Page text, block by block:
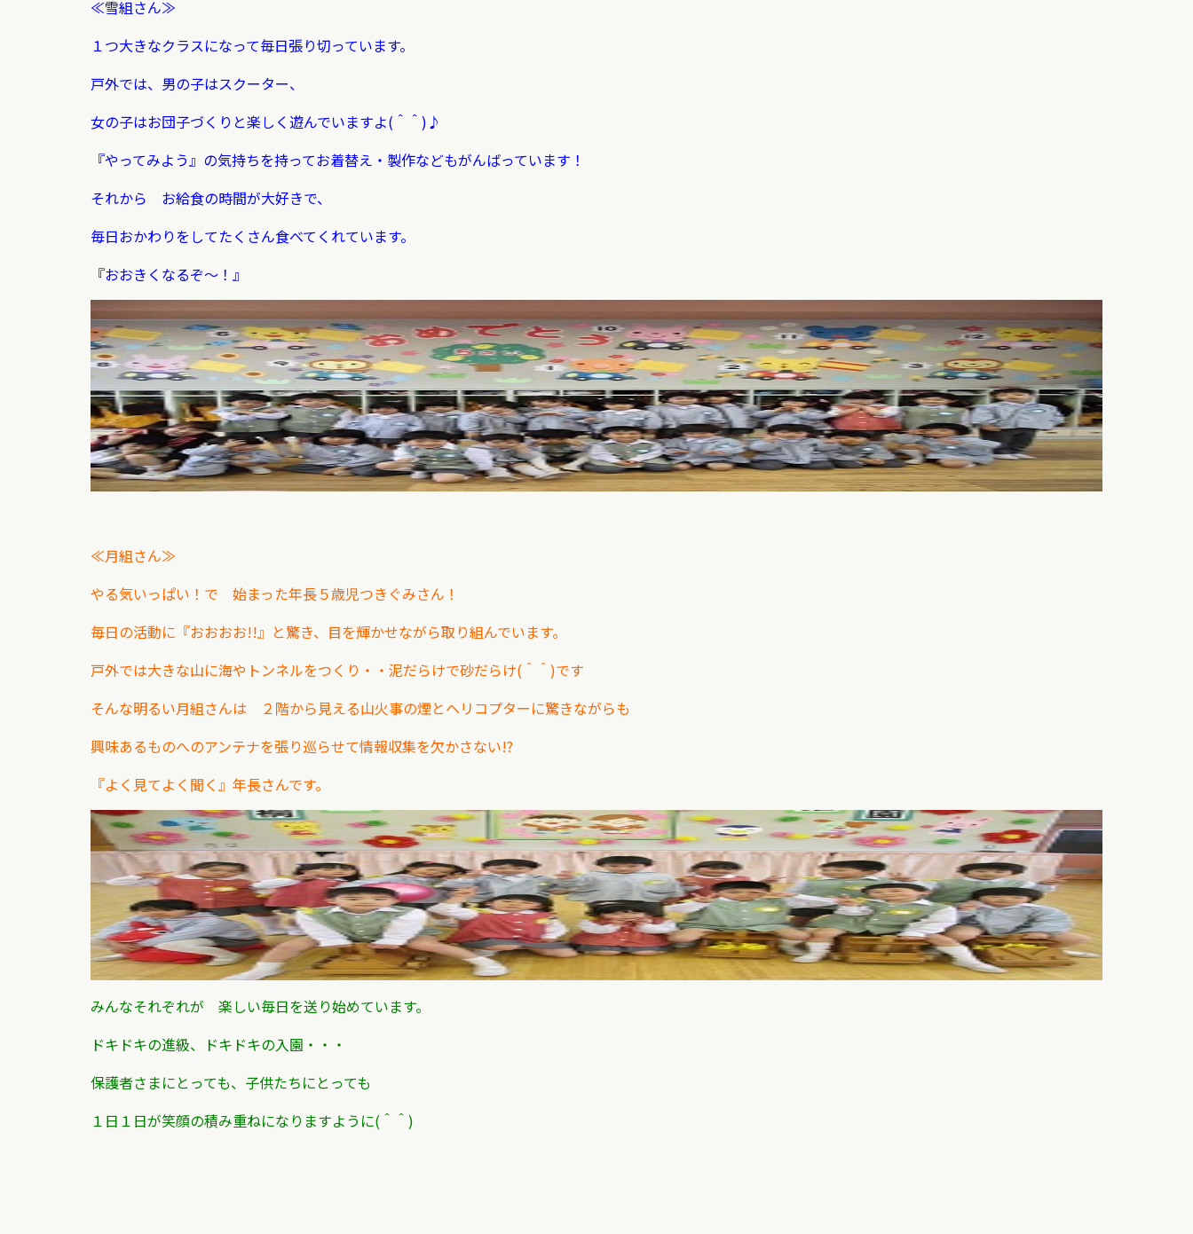
≪雪組さん≫
１つ大きなクラスになって毎日張り切っています。
戸外では、男の子はスクーター、
女の子はお団子づくりと楽しく遊んでいますよ(＾＾)♪
『やってみよう』の気持ちを持ってお着替え・製作などもがんばっています！
それから お給食の時間が大好きで、
毎日おかわりをしてたくさん食べてくれています。
『おおきくなるぞ～！』
≪月組さん≫
やる気いっぱい！で 始まった年長５歳児つきぐみさん！
毎日の活動に『おおおお!!』と驚き、目を輝かせながら取り組んでいます。
戸外では大きな山に海やトンネルをつくり・・ 泥だらけで砂だらけ(＾＾)です
そんな明るい月組さんは ２階から見える山火事の煙とヘリコプターに驚きながらも
興味あるものへのアンテナを張り巡らせて情報収集を欠かさない!?
『よく見てよく聞く』年長さんです。
みんなそれぞれが 楽しい毎日を送り始めています。
ドキドキの進級、ドキドキの入園・・・
保護者さまにとっても、 子供たちにとっても
１日１日が笑顔の積み重ねになりますように(＾＾)